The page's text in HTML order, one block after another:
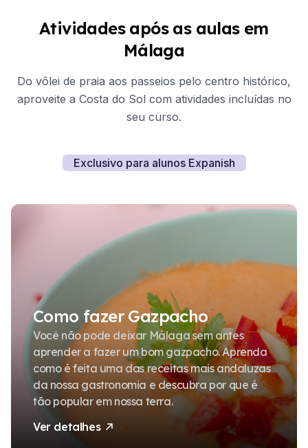
Atividades após as aulas em
Málaga
Do vôlei de praia aos passeios pelo centro histórico,
aproveite a Costa do Sol com atividades incluídas no
seu curso.
Exclusivo para alunos Expanish
Como fazer Gazpacho
Você não pode deixar Málaga sem antes
aprender a fazer um bom gazpacho. Aprenda
como é feita uma das receitas mais andaluzas
da nossa gastronomia e descubra por que é
tão popular em nossa terra.
Ver detalhes